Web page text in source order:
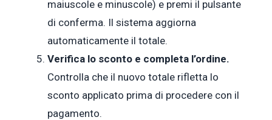
maiuscole e minuscole) e premi il pulsante
di conferma. Il sistema aggiorna
automaticamente il totale.
Verifica lo sconto e completa l’ordine.
Controlla che il nuovo totale rifletta lo
sconto applicato prima di procedere con il
pagamento.